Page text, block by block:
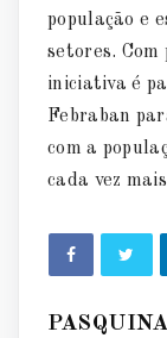
população e
setores.
iniciativa é
Febraban
com a
cada vez